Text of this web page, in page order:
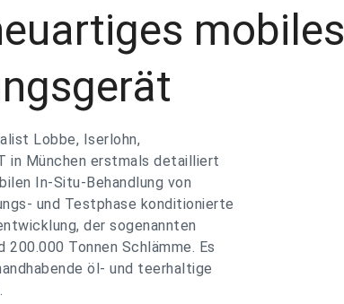
mobiles
Lobbe, Iserlohn,
in München erstmals detailliert
In-Situ-Behandlung von
und Testphase konditionierte
der sogenannten
Tonnen Schlämme. Es
öl- und teerhaltige